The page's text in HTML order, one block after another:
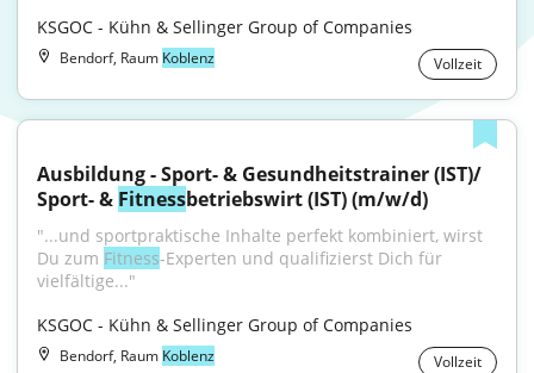
KSGOC - Kühn & Sellinger Group of Companies
Bendorf, Raum Koblenz Vollzeit
Ausbildung - Sport- & Gesundheitstrainer (IST)/
Sport- & Fitnessbetriebswirt (IST) (m/w/d)
"...und sportpraktische Inhalte perfekt kombiniert, wirst
Du zum Fitness-Experten und qualifizierst Dich für
vielfältige..."
KSGOC - Kühn & Sellinger Group of Companies
Bendorf, Raum Koblenz Vollzeit